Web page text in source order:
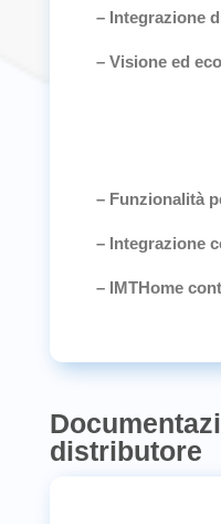
– Integrazione
– Visione ed
– Funzionalità
– Integrazione
– IMTHome
distributore